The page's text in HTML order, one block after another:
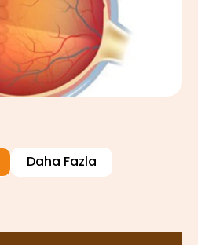
Daha Fazla